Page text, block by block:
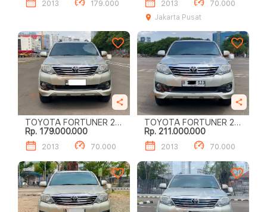
2013 179.000 2013
70.000
Jakarta Pusat
TOYOTA FORTUNER 2.7
GR SPORT
Rp. 179.000.000
2013 70.000
TOYOTA FORTUNER 2.7
G
Rp. 211.000.000
2013 70.000